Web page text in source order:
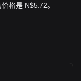
格是 N$5.72。